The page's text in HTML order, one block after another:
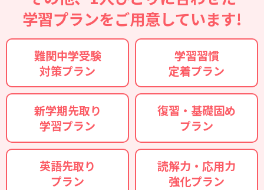
学習プランをご用意しています!
難関中学受験
対策プラン
学習習慣
定着プラン
新学期先取り
学習プラン
復習・基礎固め
プラン
英語先取り
プラン
読解力・応用力
強化プラン